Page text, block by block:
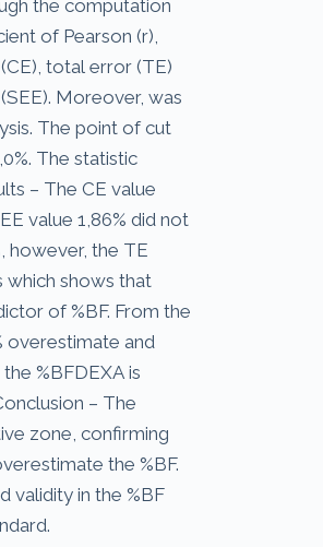
the computation
of Pearson (r),
total error (TE)
Moreover, was
The point of cut
The statistic
– The CE value
value 1,86% did not
however, the TE
which shows that
of %BF. From the
overestimate and
%BFDEXA is
– The
zone, confirming
the %BF.
validity in the %BF